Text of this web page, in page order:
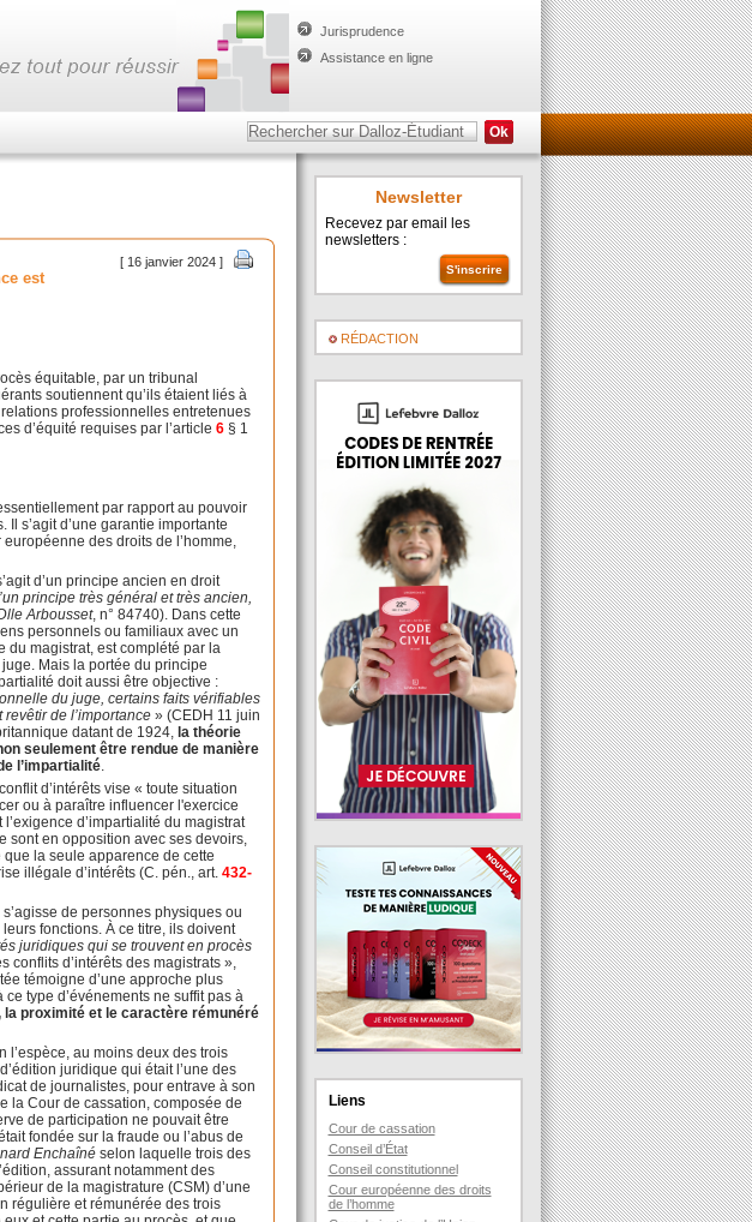
Jurisprudence
Assistance en ligne
[ 16 janvier 2024 ]
est
équitable, par un tribunal
soutiennent qu’ils étaient liés à
professionnelles entretenues
d’équité requises par l’article6 § 1
par rapport au pouvoir
s’agit d’une garantie importante
des droits de l’homme,
d’un principe ancien en droit
principe très général et très ancien,
Arbousset, n° 84740). Dans cette
personnels ou familiaux avec un
du magistrat, est complété par la
Mais la portée du principe
doit aussi être objective :
du juge, certains faits vérifiables
de l’importance » (CEDH 11 juin
datant de 1924, la théorie
seulement être rendue de manière
l’impartialité.
d’intérêts vise « toute situation
ou à paraître influencer l'exercice
d’impartialité du magistrat
sont en opposition avec ses devoirs,
la seule apparence de cette
illégale d’intérêts (C. pén., art.432-
de personnes physiques ou
fonctions. À ce titre, ils doivent
juridiques qui se trouvent en procès
conflits d’intérêts des magistrats »,
témoigne d’une approche plus
type d’événements ne suffit pas à
proximité et le caractère rémunéré
l’espèce, au moins deux des trois
juridique qui était l’une des
de journalistes, pour entrave à son
la Cour de cassation, composée de
de participation ne pouvait être
fondée sur la fraude ou l’abus de
Enchaîné selon laquelle trois des
assurant notamment des
de la magistrature (CSM) d’une
régulière et rémunérée des trois
Newsletter
Recevez par email les
newsletters :
RÉDACTION
Liens
Cour de cassation
Conseil d’État
Conseil constitutionnel
Cour européenne des droits
de l’homme